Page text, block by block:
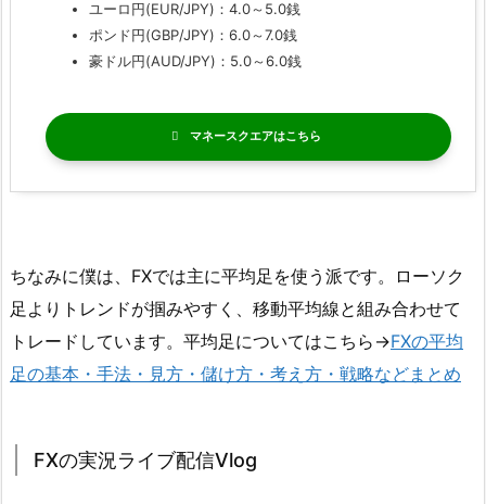
ユーロ円(EUR/JPY)：4.0～5.0銭
ポンド円(GBP/JPY)：6.0～7.0銭
豪ドル円(AUD/JPY)：5.0～6.0銭
マネースクエア
ちなみに僕は、FXでは主に平均足を使う派です。ローソク
足よりトレンドが掴みやすく、移動平均線と組み合わせて
トレードしています。平均足についてはこちら→FXの平均
足の基本・手法・見方・儲け方・考え方・戦略などまとめ
FXの実況ライブ配信Vlog